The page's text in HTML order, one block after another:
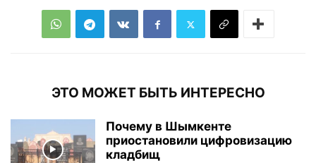
ЭТО МОЖЕТ БЫТЬ ИНТЕРЕСНО
Почему в Шымкенте
приостановили цифровизацию
кладбищ